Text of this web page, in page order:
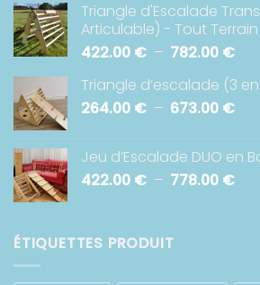
prix :
à
Triangle d'Escalade
Articulable) - Tout Terrain
422.00 € – 782.00 €
prix :
Triangle d’escalade (3
264.00 € – 673.00 €
à
Jeu d’Escalade DUO en
422.00 € – 778.00 €
ÉTIQUETTES PRODUIT